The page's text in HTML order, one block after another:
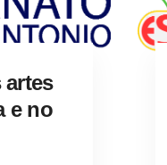
artes
e no